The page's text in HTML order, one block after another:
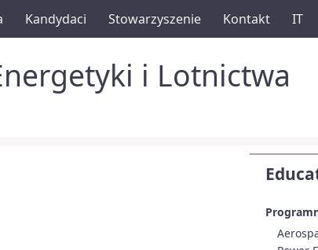
Kandydaci Stowarzyszenie Kontakt IT
i Lotnictwa